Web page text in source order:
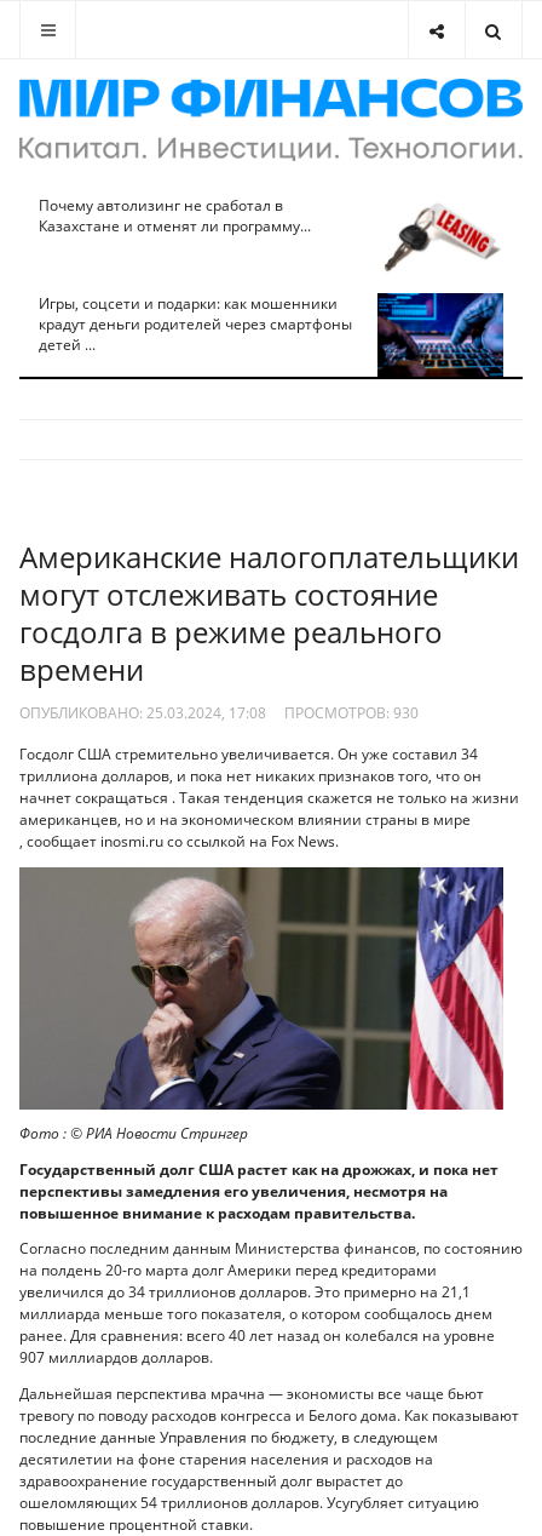
Почему автолизинг не сработал в
Казахстане и отменят ли программу...
Игры, соцсети и подарки: как мошенники
крадут деньги родителей через смартфоны
детей ...
Американские налогоплательщики
могут отслеживать состояние
госдолга в режиме реального
времени
ОПУБЛИКОВАНО: 25.03.2024, 17:08 ПРОСМОТРОВ: 930
Госдолг США стремительно увеличивается. Он уже составил 34
триллиона долларов, и пока нет никаких признаков того, что он
начнет сокращаться . Такая тенденция скажется не только на жизни
американцев, но и на экономическом влиянии страны в мире
, сообщает inosmi.ru со ссылкой на Fox News.
Фото : © РИА Новости Стрингер
Государственный долг США растет как на дрожжах, и пока нет
перспективы замедления его увеличения, несмотря на
повышенное внимание к расходам правительства.
Согласно последним данным Министерства финансов, по состоянию
на полдень 20-го марта долг Америки перед кредиторами
увеличился до 34 триллионов долларов. Это примерно на 21,1
миллиарда меньше того показателя, о котором сообщалось днем
ранее. Для сравнения: всего 40 лет назад он колебался на уровне
907 миллиардов долларов.
Дальнейшая перспектива мрачна — экономисты все чаще бьют
тревогу по поводу расходов конгресса и Белого дома. Как показывают
последние данные Управления по бюджету, в следующем
десятилетии на фоне старения населения и расходов на
здравоохранение государственный долг вырастет до
ошеломляющих 54 триллионов долларов. Усугубляет ситуацию
повышение процентной ставки.